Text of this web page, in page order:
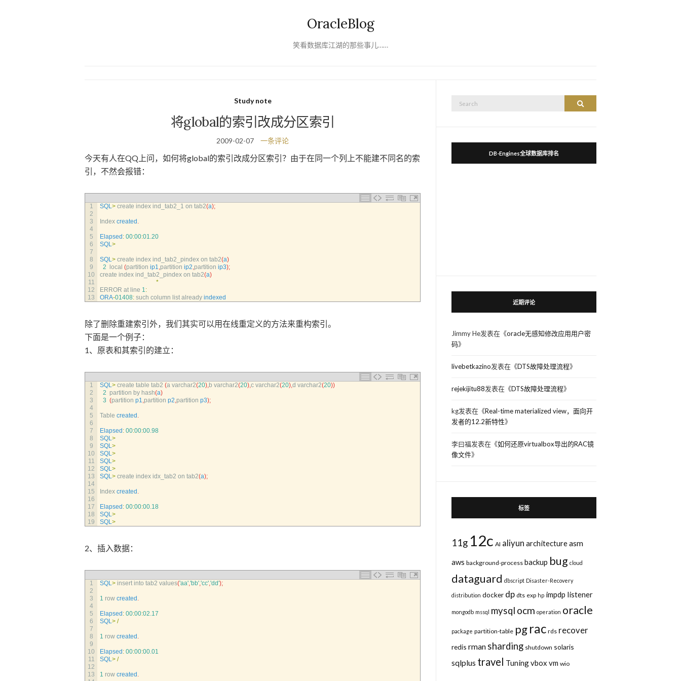
OracleBlog
笑看数据库江湖的那些事儿……
Study note
将global的索引改成分区索引
2009-02-07 一条评论
今天有人在QQ上问，如何将global的索引改成分区索引？由于在同一个列上不能建不同名的索
引，不然会报错：
1
2
3
4
5
6
7
8
9
10
11
12
13
SQL> create index ind_tab2_1 on tab2(a);
Index created .
Elapsed : 00:00:01.20
SQL>
SQL> create index ind_tab2_pindex on tab2(a)
2
local (partition ip1,partition ip2,partition ip3);
create index ind_tab2_pindex on tab2(a)
*
ERROR at line 1:
ORA-01408: such column list already indexed
除了删除重建索引外，我们其实可以用在线重定义的方法来重构索引。
下面是一个例子：
1、原表和其索引的建立：
1
2
3
4
5
6
7
8
9
10
11
12
13
14
15
16
17
18
19
SQL> create table tab2 (a varchar2(20),b varchar2(20),c varchar2(20),d varchar2(20))
2 partition by hash(a)
3 (partition p1,partition p2,partition p3);
Table created .
Elapsed : 00:00:00.98
SQL>
SQL>
SQL>
SQL>
SQL>
SQL> create index idx_tab2 on tab2(a);
Index created .
Elapsed : 00:00:00.18
SQL>
SQL>
2、插入数据：
1
2
3
4
5
6
7
8
9
10
11
12
13
SQL> insert into tab2 values('aa','bb','cc','dd');
1 row created .
Elapsed : 00:00:02.17
SQL> /
1 row created .
Elapsed : 00:00:00.01
SQL> /
1 row created .
Search
DB-Engines全球数据库排名
近期评论
Jimmy He发表在《oracle无感知修改应用用户密
码》
livebetkazino发表在《DTS故障处理流程》
rejekijitu88发表在《DTS故障处理流程》
kg发表在《Real-time materialized view，面向开
发者的12.2新特性》
李曰福发表在《如何还原virtualbox导出的RAC镜
像文件》
标签
11g 12c AI aliyun architectureasm
aws background-process backup bug cloud
dataguard dbscript Disaster-Recovery
distribution docker dp dts exp hp impdp listener
mongodb mssql mysql ocm operation oracle
package partition-table pgrac rds recover
redis rman sharding shutdown solaris
sqlplus travel Tuningvbox vm wio